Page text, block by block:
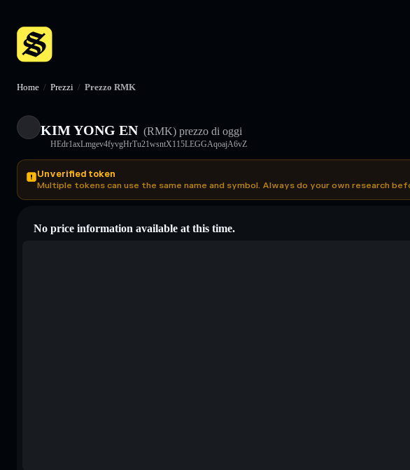
Home / Prezzi / Prezzo RMK
KIM YONG EN (RMK) prezzo di oggi
HEdr1axLmgev4fyvgHrTu21wsntX115LEGGAqoajA6vZ
Unverified token
Multiple tokens can use the same name and symbol. Always do your own research
No price information available at this time.